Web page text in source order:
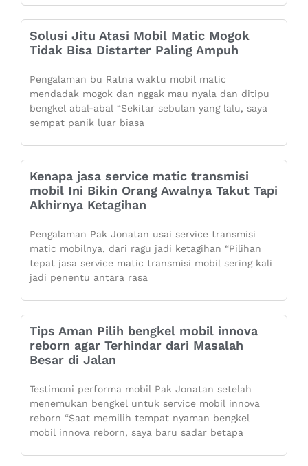
Solusi Jitu Atasi Mobil Matic Mogok
Tidak Bisa Distarter Paling Ampuh
Pengalaman bu Ratna waktu mobil matic
mendadak mogok dan nggak mau nyala dan ditipu
bengkel abal-abal “Sekitar sebulan yang lalu, saya
sempat panik luar biasa
Kenapa jasa service matic transmisi
mobil Ini Bikin Orang Awalnya Takut Tapi
Akhirnya Ketagihan
Pengalaman Pak Jonatan usai service transmisi
matic mobilnya, dari ragu jadi ketagihan “Pilihan
tepat jasa service matic transmisi mobil sering kali
jadi penentu antara rasa
Tips Aman Pilih bengkel mobil innova
reborn agar Terhindar dari Masalah
Besar di Jalan
Testimoni performa mobil Pak Jonatan setelah
menemukan bengkel untuk service mobil innova
reborn “Saat memilih tempat nyaman bengkel
mobil innova reborn, saya baru sadar betapa